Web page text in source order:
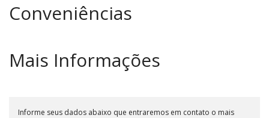
Conveniências
Mais Informações
Informe seus dados abaixo que entraremos em contato o mais